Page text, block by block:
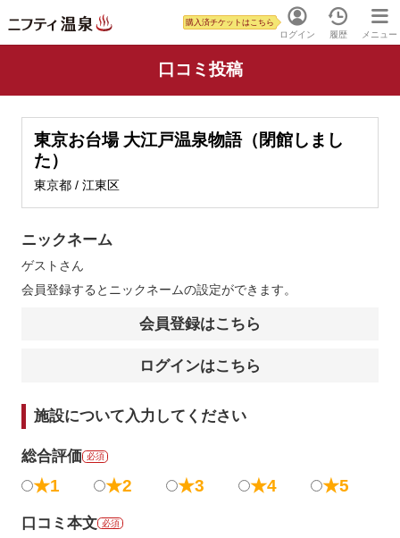
ログイン
購入済チケットはこちら
履歴 メニュー
口コミ投稿
東京お台場 大江戸温泉物語（閉館しまし
た）
東京都 / 江東区
ニックネーム
ゲスト さん
会員登録するとニックネームの設定ができます。
会員登録はこちら
ログインはこちら
施設について入力してください
総合評価 必須
★1 ★2 ★3 ★4 ★5
口コミ本文 必須